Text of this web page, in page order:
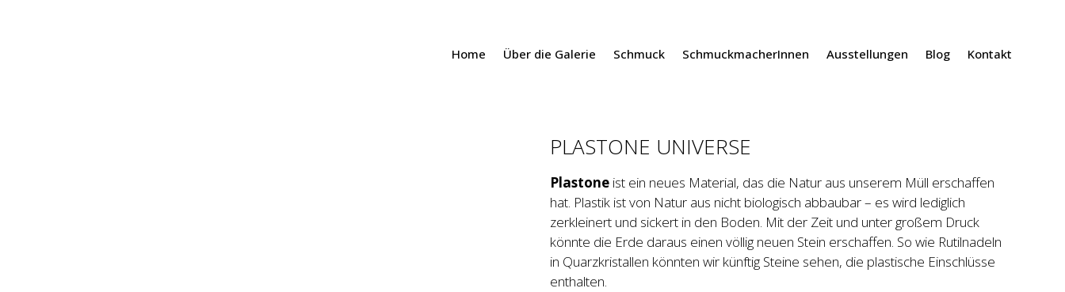
Home Über die Galerie Schmuck SchmuckmacherInnen Ausstellungen Blog Kontakt
PLASTONE UNIVERSE
Plastoneist ein neues Material, das die Natur aus unserem Müll erschaffen
hat. Plastik ist von Natur aus nicht biologisch abbaubar – es wird lediglich
zerkleinert und sickert in den Boden. Mit der Zeit und unter großem Druck
könnte die Erde daraus einen völlig neuen Stein erschaffen. So wie Rutilnadeln
in Quarzkristallen könnten wir künftig Steine sehen, die plastische Einschlüsse
enthalten.